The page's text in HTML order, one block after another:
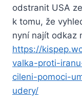
odstranit USA
k tomu, že
nyní najít odkaz
https://
valka-proti-
cileni-pomoci-
udery/